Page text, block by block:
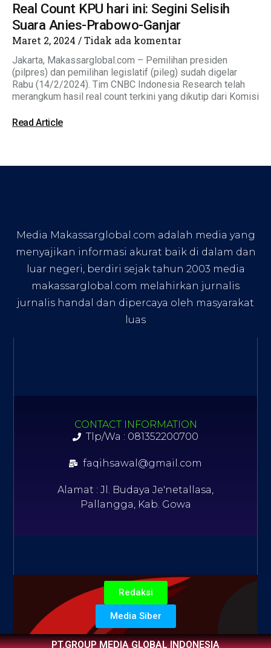
Real Count KPU hari ini: Segini Selisih
Suara Anies-Prabowo-Ganjar
Maret 2, 2024 Tidak ada komentar
Jakarta, Makassarglobal.com – Pemilihan presiden
(pilpres) dan pemilihan legislatif (pileg) sudah digelar
Rabu (14/2/2024). Tim CNBC Indonesia Research telah
merangkum hasil real count terkini yang dikutip dari Komisi
Read Article
Media Makassarglobal.com adalah media yang
menyajikan informasi akurat baik di dalam dan
luar negeri, berdiri sejak tahun 2003 media
makassarglobal.com melahirkan jurnalis
jurnalis handal dan dipercaya oleh masyarakat
luas
CONTACT INFORMATION
Tlp/Wa : 081352200700
faqihsawal@gmail.com
Alamat : Jl. Budaya Je'netallasa,
Pallangga, Kab. Gowa
Redaksi
Media Siber
PT.GROUP MEDIA GLOBAL INDONESIA